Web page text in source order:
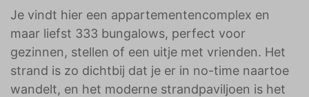
Je vindt hier een appartementencomplex en
maar liefst 333 bungalows, perfect voor
gezinnen, stellen of een uitje met vrienden. Het
strand is zo dichtbij dat je er in no-time naartoe
wandelt, en het moderne strandpaviljoen is het